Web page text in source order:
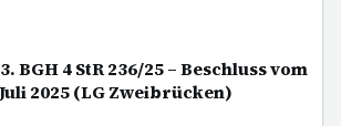
BGH 4 StR 236/25 – Beschluss vom
2025 (LG Zweibrücken)